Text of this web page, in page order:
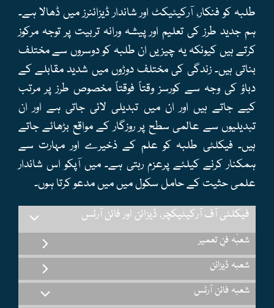
طلبہ کو فنکار، آرکیٹیکٹ اور شاندار ڈیزائنرز میں ڈھالا ہے۔
ہم جدید طرز کی تعلیم اور پیشہ ورانہ تربیت پر توجہ مرکوز
کرتے ہیں کیونکہ یہ چیزیں ان طلبہ کو دوسروں سے مختلف
بناتی ہیں۔ زندگی کی مختلف دوڑوں میں شدید مقابلے کے
دباؤ کی وجہ سے کورسز وقتاً فوقتاً مخصوص طرز پر مرتب
کیے جاتے ہیں اور ان میں تبدیلی لائی جاتی ہے اور ان
تبدیلیوں سے عالمی سطح پر روزگار کے مواقع بڑھائے جاتے
ہیں۔ فیکلٹی طلبہ کو علم کے ذخیرے اور مہارت سے
ہمکنار کرنے کیلئے پرعزم رہتی ہے۔ میں آپکو اس شاندار
علمی حثیت کے حامل سکول میں میں مدعو کرتا ہوں۔
فیکلٹی آف آرکیٹیکچر، ڈیزائن اور فائن آرٹس
شعبٔہ فنِ تعمیر
شعبہ ڈیزائن
شعبہ فائن آرٹس